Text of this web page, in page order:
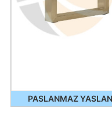
PASLANMAZ